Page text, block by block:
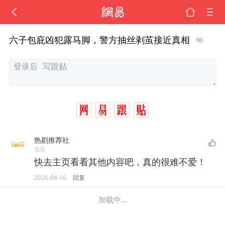
六子包庇凶犯露马脚，警方抽丝剥茧接近真相
热剧推荐社
北京
快去主页看看其他内容吧，真的很难不爱！
2026-04-16 回复
加载中...